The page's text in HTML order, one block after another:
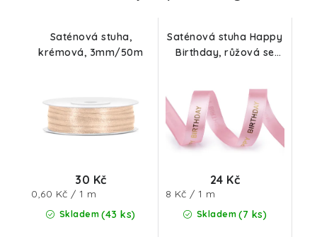
Saténová stuha,
krémová, 3mm/50m
Skladem (43 ks)
30 Kč
Měrná
cena:
0,60 Kč / 1 m
Saténová stuha Happy
Birthday, růžová se
Skladem (7 ks)
24 Kč
Měrná
cena:
8 Kč / 1 m